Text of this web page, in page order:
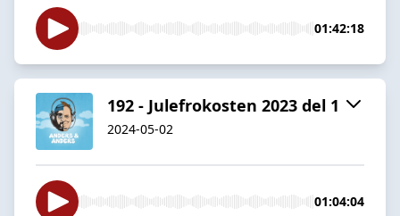
01:42:18
192 - Julefrokosten 2023 del 1
2024-05-02
01:04:04